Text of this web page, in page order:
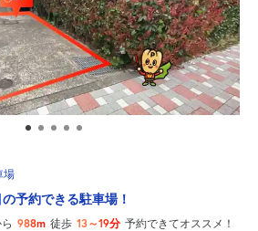
場
予約できる駐車場！
988m 徒歩 13～19分 予約できてオススメ！